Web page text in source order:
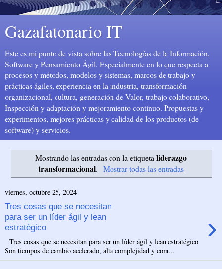
Gazafatonario IT
Este es mi punto de vista sobre las Tecnologías de la Información,
Software y Pensamiento Ágil. Especialmente en lo que respecta a
procesos y métodos, modelos y sistemas, marcos de trabajo y
prácticas ágiles, experiencia en la industria, transformación
organizacional, cultura, generación de Valor, trabajo colaborativo,
Inspección y adaptación y mejoramiento continuo. Propuestas y
experimentos, mejores prácticas y calidad de los productos (de
software) y servicios.
Mostrando las entradas con la etiqueta liderazgo
transformacional. Mostrar todas las entradas
viernes, octubre 25, 2024
Tres cosas que se necesitan
para ser un líder ágil y lean
estratégico
›
Tres cosas que se necesitan para ser un líder ágil y lean estratégico
Son tiempos de cambio acelerado, alta complejidad y com...